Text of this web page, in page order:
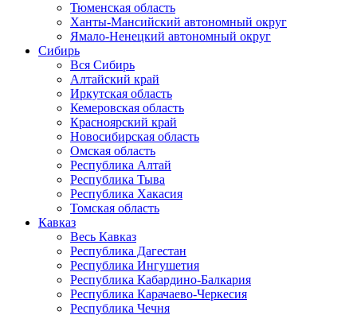
Тюменская область
Ханты-Мансийский автономный округ
Ямало-Ненецкий автономный округ
Сибирь
Вся Сибирь
Алтайский край
Иркутская область
Кемеровская область
Красноярский край
Новосибирская область
Омская область
Республика Алтай
Республика Тыва
Республика Хакасия
Томская область
Кавказ
Весь Кавказ
Республика Дагестан
Республика Ингушетия
Республика Кабардино-Балкария
Республика Карачаево-Черкесия
Республика Чечня